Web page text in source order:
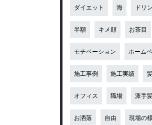
ダイエット 海 ドリ
半額 キメ顔 お茶目
モチベーション ホーム
施工事例 施工実績
オフィス 職場 派手
お洒落 自由 現場の